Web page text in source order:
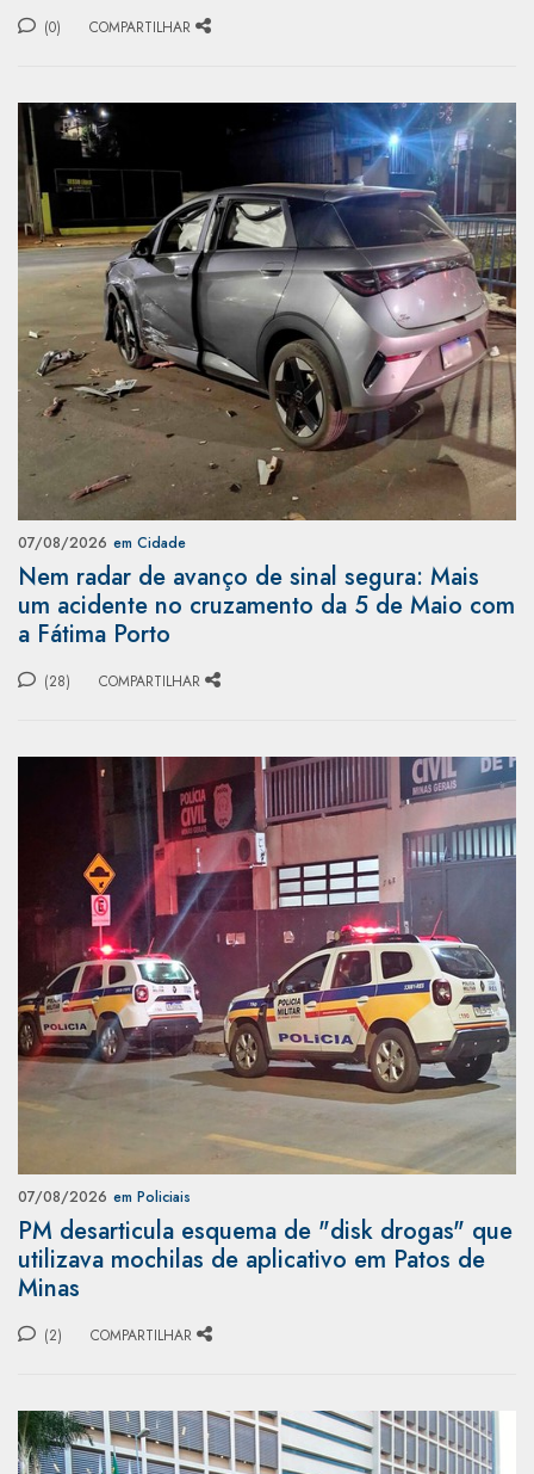
(0) COMPARTILHAR
07/08/2026 em Cidade
Nem radar de avanço de sinal segura: Mais
um acidente no cruzamento da 5 de Maio com
a Fátima Porto
(28) COMPARTILHAR
07/08/2026 em Policiais
PM desarticula esquema de "disk drogas" que
utilizava mochilas de aplicativo em Patos de
Minas
(2) COMPARTILHAR